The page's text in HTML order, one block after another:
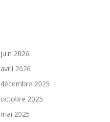
juin 2026
avril 2026
décembre 2025
octobre 2025
mai 2025